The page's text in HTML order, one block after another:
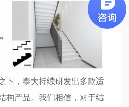
下，泰大持续研发出多款适
构产品。我们相信，对于结